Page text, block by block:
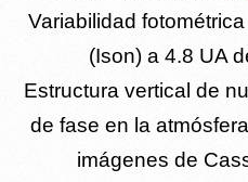
Variabilidad
(Ison) a 4.8 UA
Estructura vertical de
de fase en la
imágenes de